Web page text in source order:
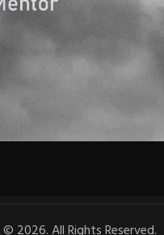
© 2026. All Rights Reserved.